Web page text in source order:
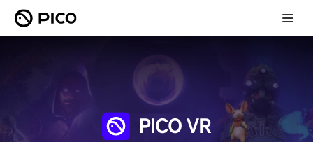
PICO VR